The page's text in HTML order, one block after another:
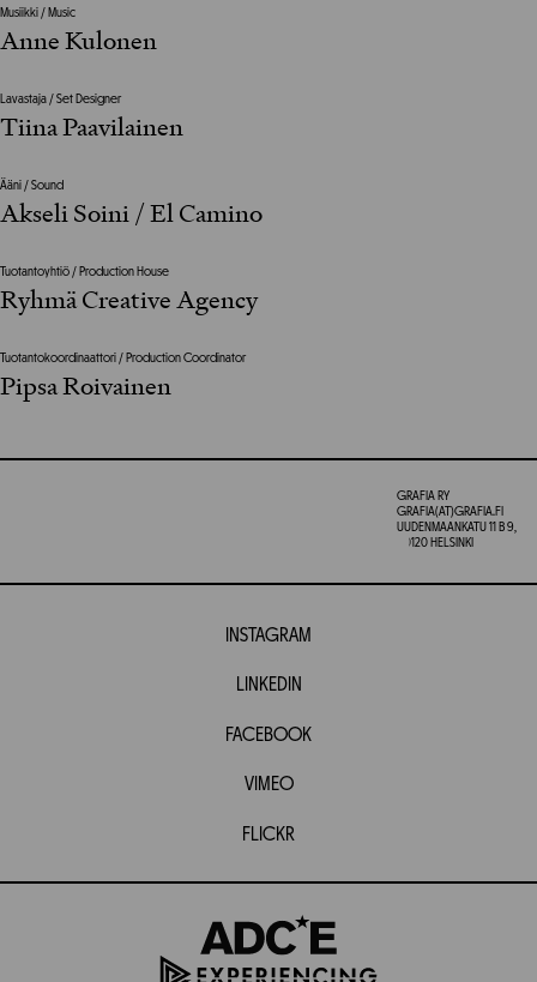
Musiikki / Music
Anne Kulonen
Lavastaja / Set Designer
Tiina Paavilainen
Ääni / Sound
Akseli Soini / El Camino
Tuotantoyhtiö / Production House
Ryhmä Creative Agency
Tuotantokoordinaattori / Production Coordinator
Pipsa Roivainen
GRAFIA RY
GRAFIA(AT)GRAFIA.FI
UUDENMAANKATU 11 B 9,
00120 HELSINKI
INSTAGRAM
LINKEDIN
FACEBOOK
VIMEO
FLICKR